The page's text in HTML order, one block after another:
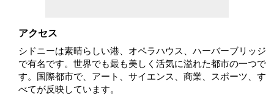
アクセス
シドニーは素晴らしい港、オペラハウス、ハーバーブリッジ
で有名です。世界でも最も美しく活気に溢れた都市の一つで
す。国際都市で、アート、サイエンス、商業、スポーツ、す
べてが反映しています。